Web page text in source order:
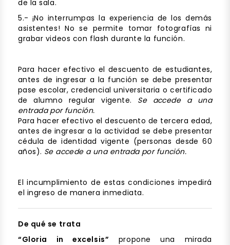
de la sala.
5.- ¡No interrumpas la experiencia de los demás
asistentes! No se permite tomar fotografías ni
grabar videos con flash durante la función.
Para hacer efectivo el descuento de estudiantes,
antes de ingresar a la función se debe presentar
pase escolar, credencial universitaria o certificado
de alumno regular vigente. Se accede a una
entrada por función.
Para hacer efectivo el descuento de tercera edad,
antes de ingresar a la actividad se debe presentar
cédula de identidad vigente (personas desde 60
años). Se accede a una entrada por función.
El incumplimiento de estas condiciones impedirá
el ingreso de manera inmediata.
De qué se trata
“Gloria in excelsis” propone una mirada